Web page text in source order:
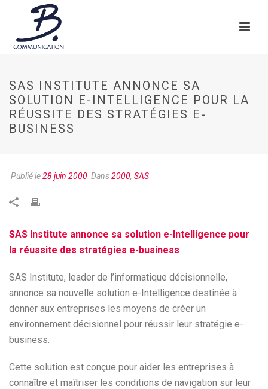
SAS INSTITUTE ANNONCE SA
SOLUTION E-INTELLIGENCE POUR LA
RÉUSSITE DES STRATÉGIES E-
BUSINESS
Publié le28 juin 2000 Dans2000, SAS
SAS Institute annonce sa solution e-Intelligence pour
la réussite des stratégies e-business
SAS Institute, leader de l’informatique décisionnelle,
annonce sa nouvelle solution e-Intelligence destinée à
donner aux entreprises les moyens de créer un
environnement décisionnel pour réussir leur stratégie e-
business.
Cette solution est conçue pour aider les entreprises à
connaître et maîtriser les conditions de navigation sur leur